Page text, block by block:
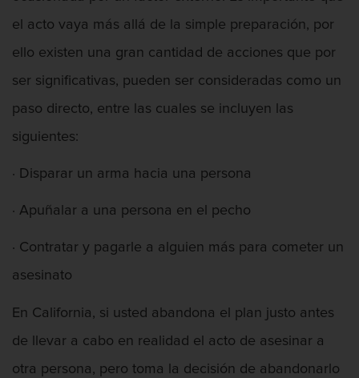
Hurto Menor
Robo
Delitos Sexuales
Actos lascivos con un menor
Conducta lasciva
el acto vaya más allá de la simple preparación, por
ello existen una gran cantidad de acciones que por
ser significativas, pueden ser consideradas como un
paso directo, entre las cuales se incluyen las
siguientes:
· Disparar un arma hacia una persona
· Apuñalar a una persona en el pecho
· Contratar y pagarle a alguien más para cometer un
asesinato
En California, si usted abandona el plan justo antes
de llevar a cabo en realidad el acto de asesinar a
otra persona, pero toma la decisión de abandonarlo